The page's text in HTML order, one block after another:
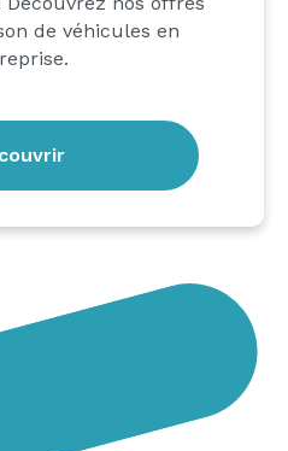
de véhicules en